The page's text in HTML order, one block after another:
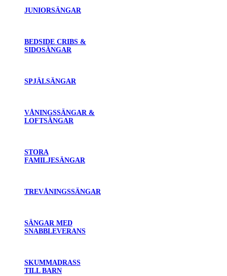
JUNIORSÄNGAR
BEDSIDE CRIBS &
SIDOSÄNGAR
SPJÄLSÄNGAR
VÅNINGSSÄNGAR &
LOFTSÄNGAR
STORA
FAMILJESÄNGAR
TREVÅNINGSSÄNGAR
SÄNGAR MED
SNABBLEVERANS
SKUMMADRASS
TILL BARN